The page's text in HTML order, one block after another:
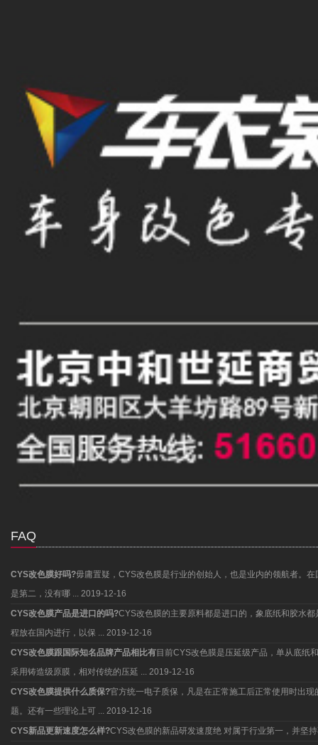
FAQ
CYS改色膜好吗?毋庸置疑，CYS改色膜是行业的创始人，也是业内的领航者。
是第二，没有哪 ... 2019-12-16
CYS改色膜产品是进口的吗?CYS改色膜的主要原料都是进口的，象底纸和胶水
程放在国内进行，以保 ... 2019-12-16
CYS改色膜跟国际知名品牌产品相比有目前CYS改色膜是压延级产品，单从底纸
采用铸造级原膜，相对传统的压延 ... 2019-12-16
CYS改色膜提供什么质保?官方统一电子质保，凡是在正常施工后正常使用时出
题。还有一些理论上可 ... 2019-12-16
CYS新品更新速度怎么样?CYS改色膜的新品研发速度绝 对属于行业第一，并坚